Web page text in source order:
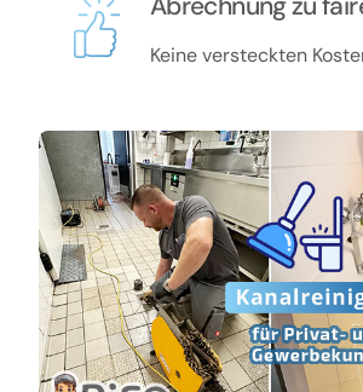
Keine versteckten